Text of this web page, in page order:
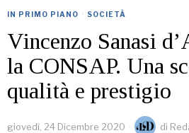
IN PRIMO PIANO · SOCIETÀ
Vincenzo Sanasi
la CONSAP. Una
qualità e prestigio
giovedì, 24 Dicembre 2020 di